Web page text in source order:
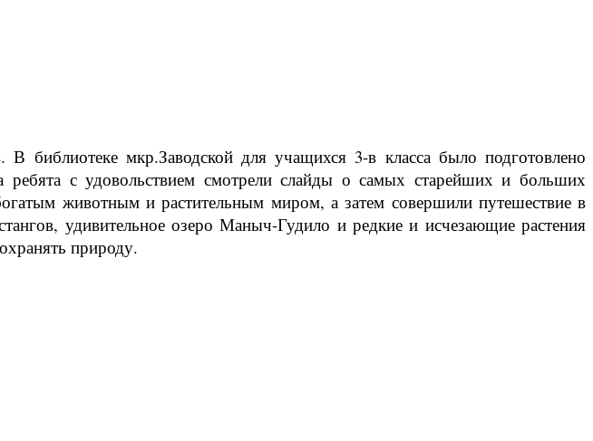
библиотеке мкр.Заводской для учащихся 3-в класса было подготовлено
ребята с удовольствием смотрели слайды о самых старейших и больших
животным и растительным миром, а затем совершили путешествие в
удивительное озеро Маныч-Гудило и редкие и исчезающие растения
природу.